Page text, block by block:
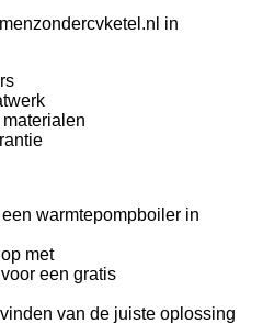
in
warmtepompboiler in
met
een gratis
van de juiste oplossing